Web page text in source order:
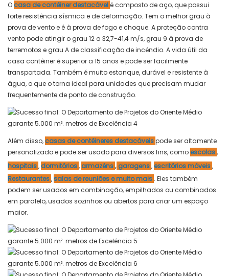
O casa de contêiner destacávelé composto de aço, que possui
forte resistência sísmica e de deformação. Tem o melhor grau à
prova de vento e é à prova de fogo e choque. A proteção contra
vento pode atingir o grau 12 a 32,7-41,4 m/s, grau 9 à prova de
terremotos e grau A de classificação de incêndio. A vida útil da
casa contêiner é superior a 15 anos e pode ser facilmente
transportada. Também é muito estanque, durável e resistente à
água, o que o torna ideal para unidades que precisam mudar
frequentemente de ponto de construção.
Além disso, casas de contêineres destacáveispode ser altamente
personalizado e pode ser usado para diversos fins, como escolas,
hospitais, dormitórios, armazéns, garagens, escritórios móveis,
Restaurantes,salas de reuniões e muito mais . Eles também
podem ser usados ​​em combinação, empilhados ou combinados
em paralelo, usados ​​sozinhos ou abertos para criar um espaço
maior.